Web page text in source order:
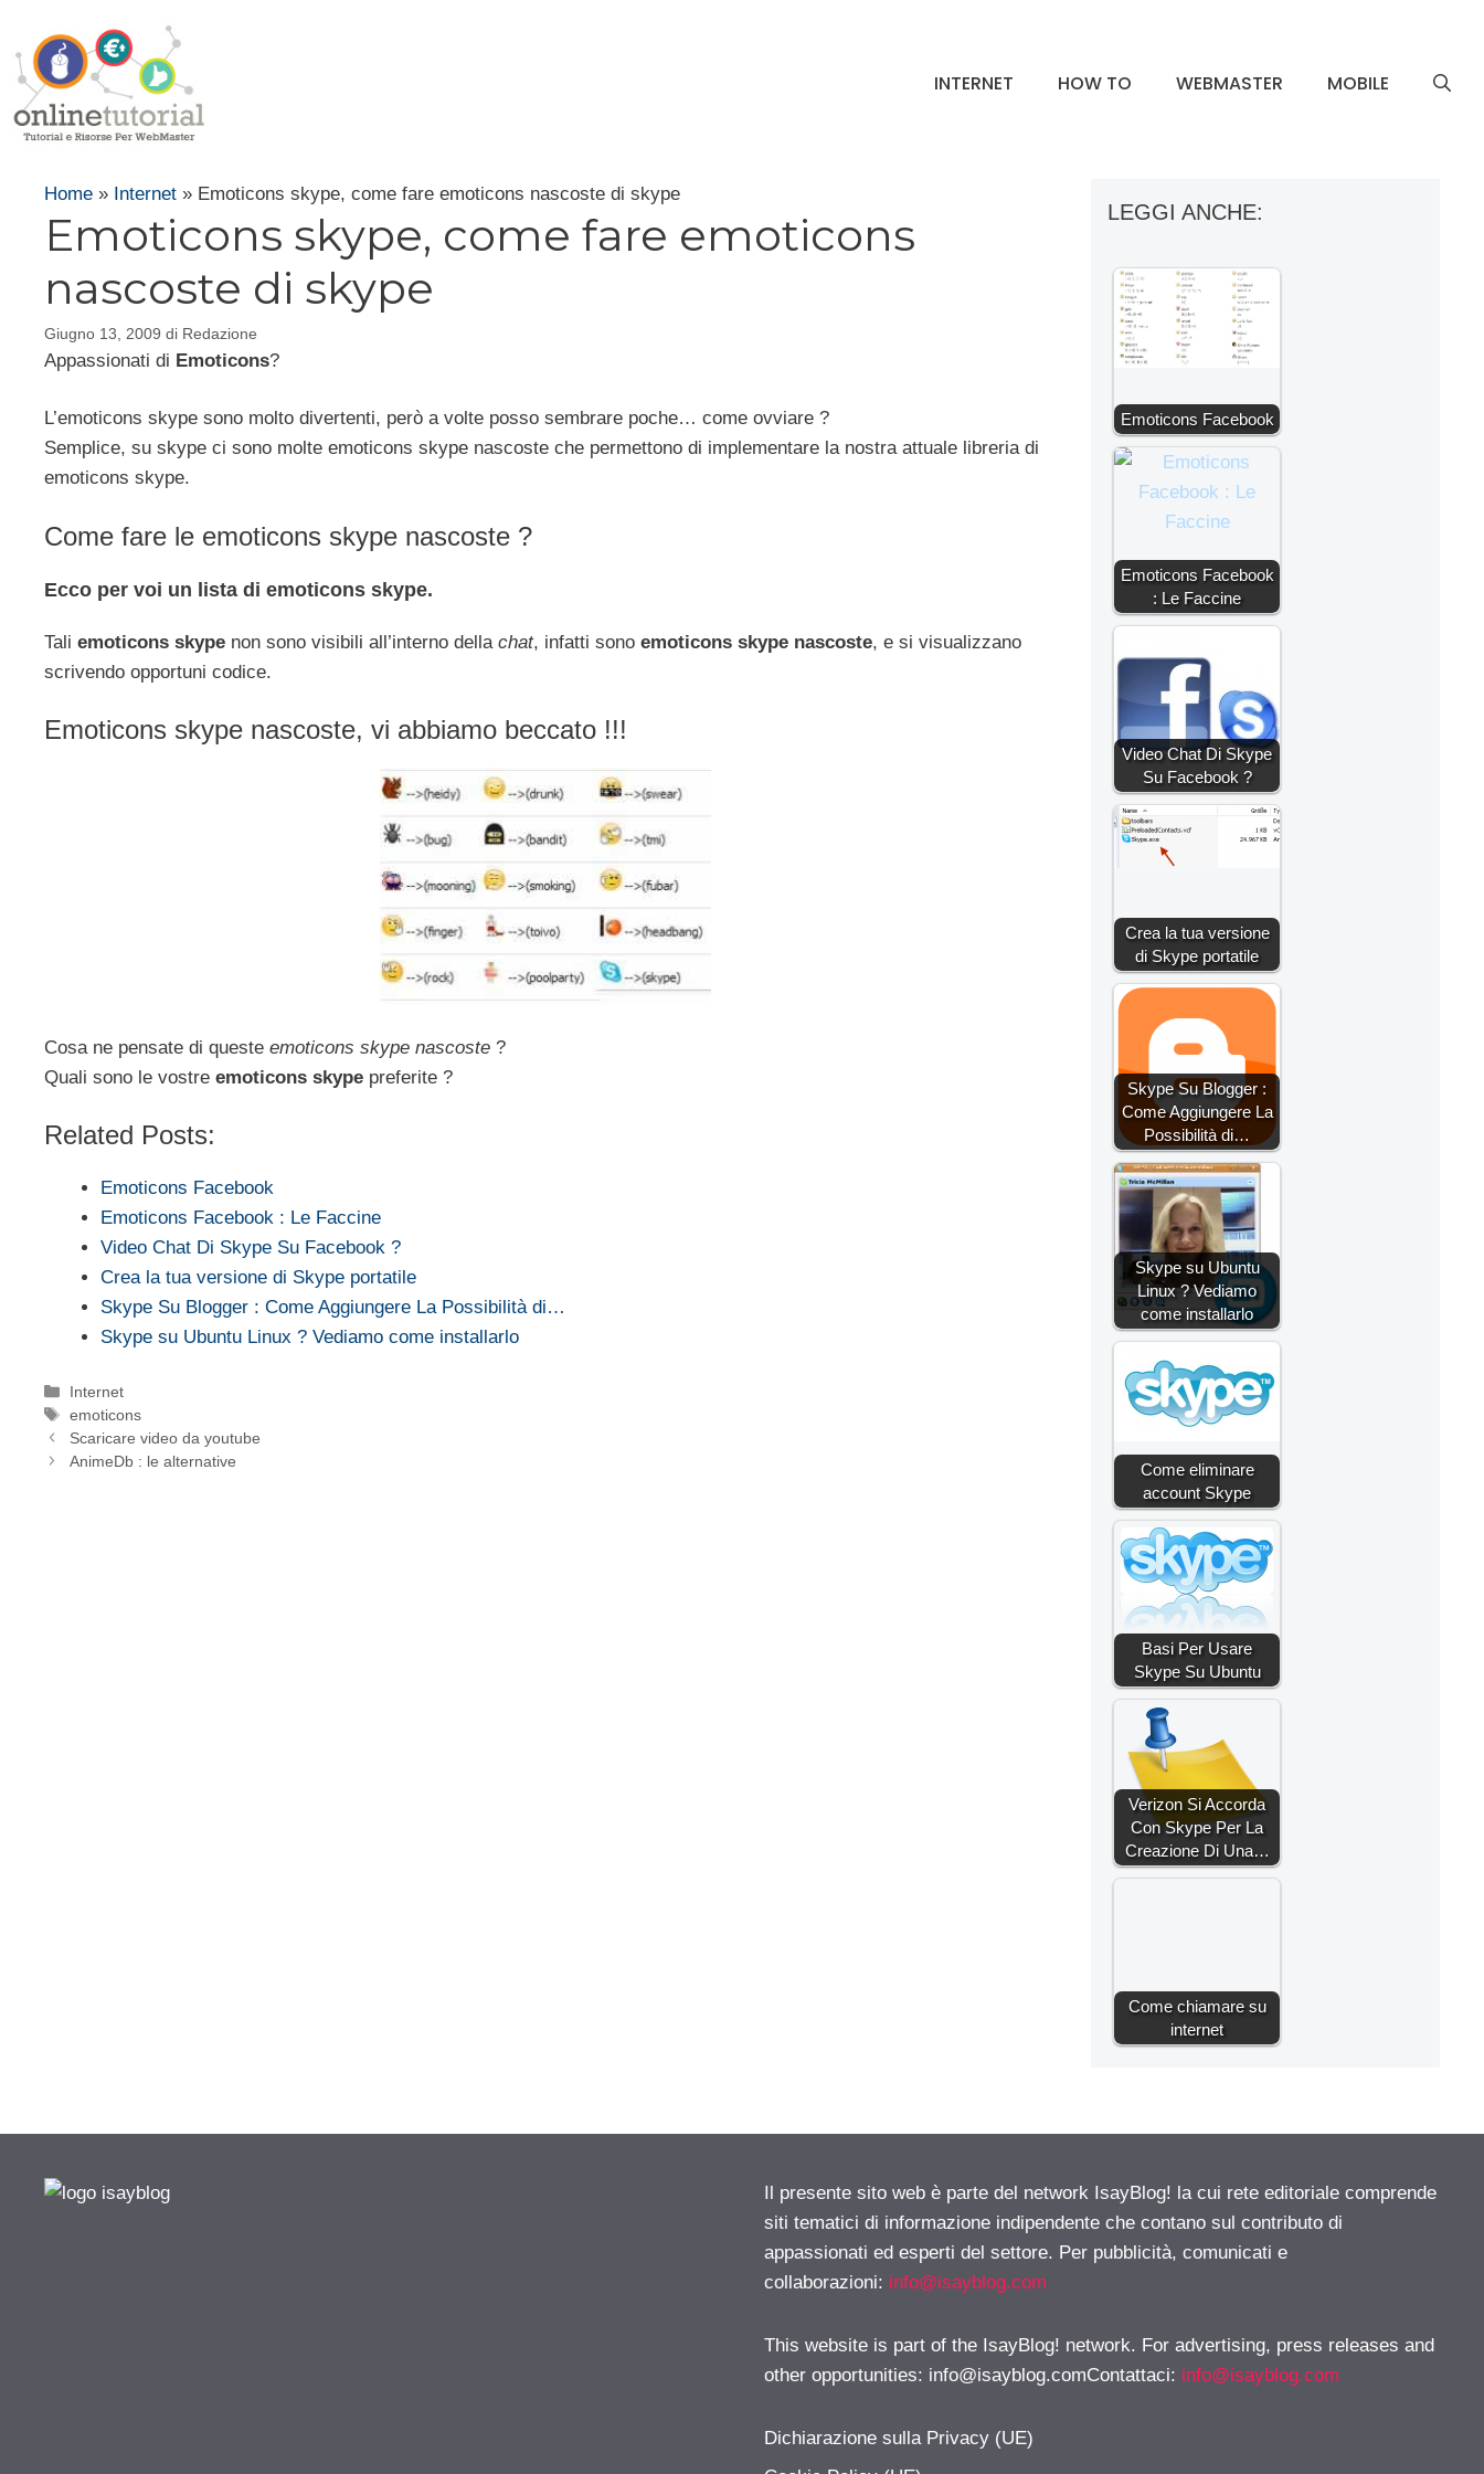
contenuto
INTERNET HOW TO WEBMASTER MOBILE
Home » Internet » Emoticons skype, come fare emoticons nascoste di skype
Emoticons skype, come fare emoticons
nascoste di skype
Giugno 13, 2009 di Redazione
Appassionati di Emoticons?
L’emoticons skype sono molto divertenti, però a volte posso sembrare poche… come ovviare ?
Semplice, su skype ci sono molte emoticons skype nascoste che permettono di implementare la nostra attuale libreria di
emoticons skype.
Come fare le emoticons skype nascoste ?
Ecco per voi un lista di emoticons skype.
Tali emoticons skype non sono visibili all’interno della chat, infatti sono emoticons skype nascoste, e si visualizzano
scrivendo opportuni codice.
Emoticons skype nascoste, vi abbiamo beccato !!!
Cosa ne pensate di queste emoticons skype nascoste ?
Quali sono le vostre emoticons skype preferite ?
Related Posts:
Emoticons Facebook
Emoticons Facebook : Le Faccine
Video Chat Di Skype Su Facebook ?
Crea la tua versione di Skype portatile
Skype Su Blogger : Come Aggiungere La Possibilità di…
Skype su Ubuntu Linux ? Vediamo come installarlo
Categorie
Internet
Tag
emoticons
Scaricare video da youtube
AnimeDb : le alternative
LEGGI ANCHE:
Emoticons Facebook
Emoticons Facebook
: Le Faccine
Video Chat Di Skype
Su Facebook ?
Crea la tua versione
di Skype portatile
Skype Su Blogger :
Come Aggiungere La
Possibilità di…
Skype su Ubuntu
Linux ? Vediamo
come installarlo
Come eliminare
account Skype
Basi Per Usare
Skype Su Ubuntu
Verizon Si Accorda
Con Skype Per La
Creazione Di Una…
Come chiamare su
internet
Il presente sito web è parte del network IsayBlog! la cui rete editoriale comprende
siti tematici di informazione indipendente che contano sul contributo di
appassionati ed esperti del settore. Per pubblicità, comunicati e
collaborazioni: info@isayblog.com
This website is part of the IsayBlog! network. For advertising, press releases and
other opportunities: info@isayblog.comContattaci: info@isayblog.com
Dichiarazione sulla Privacy (UE)